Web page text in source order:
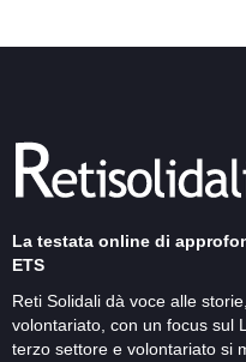
La testata online di
ETS
Reti Solidali dà voce alle
volontariato, con un focus sul
terzo settore e volontariato si